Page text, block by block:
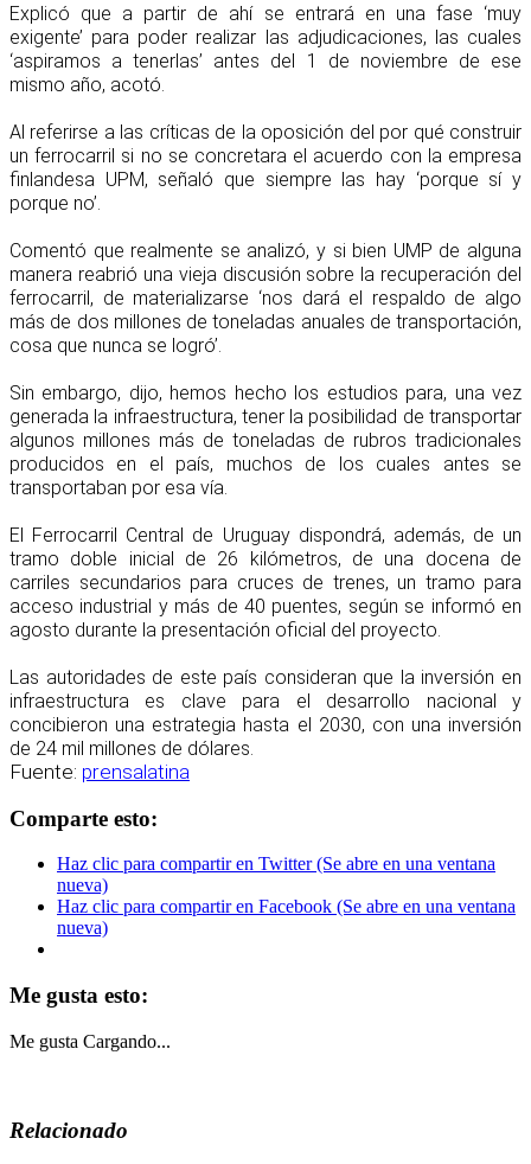
Explicó que a partir de ahí se entrará en una fase ‘muy
exigente’ para poder realizar las adjudicaciones, las cuales
‘aspiramos a tenerlas’ antes del 1 de noviembre de ese
mismo año, acotó.
Al referirse a las críticas de la oposición del por qué construir
un ferrocarril si no se concretara el acuerdo con la empresa
finlandesa UPM, señaló que siempre las hay ‘porque sí y
porque no’.
Comentó que realmente se analizó, y si bien UMP de alguna
manera reabrió una vieja discusión sobre la recuperación del
ferrocarril, de materializarse ‘nos dará el respaldo de algo
más de dos millones de toneladas anuales de transportación,
cosa que nunca se logró’.
Sin embargo, dijo, hemos hecho los estudios para, una vez
generada la infraestructura, tener la posibilidad de transportar
algunos millones más de toneladas de rubros tradicionales
producidos en el país, muchos de los cuales antes se
transportaban por esa vía.
El Ferrocarril Central de Uruguay dispondrá, además, de un
tramo doble inicial de 26 kilómetros, de una docena de
carriles secundarios para cruces de trenes, un tramo para
acceso industrial y más de 40 puentes, según se informó en
agosto durante la presentación oficial del proyecto.
Las autoridades de este país consideran que la inversión en
infraestructura es clave para el desarrollo nacional y
concibieron una estrategia hasta el 2030, con una inversión
de 24 mil millones de dólares.
Fuente: prensalatina
Comparte esto:
Haz clic para compartir en Twitter (Se abre en una ventana
nueva)
Haz clic para compartir en Facebook (Se abre en una ventana
nueva)
Me gusta esto:
Me gusta Cargando...
Relacionado